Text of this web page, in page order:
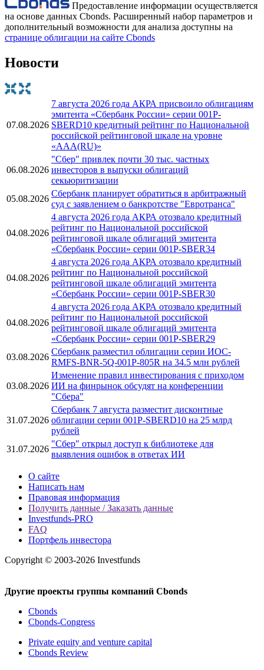
Предоставление информации осуществляется
на основе данных Cbonds. Расширенный набор параметров и
дополнительный возможности для анализа доступны на
странице облигации на сайте Cbonds
Новости
07.08.2026
7 августа 2026 года АКРА присвоило облигациям
эмитента «Сбербанк России» серии 001Р-
SBERD10 кредитный рейтинг по Национальной
российской рейтинговой шкале на уровне
«AAA(RU)»
06.08.2026
"Сбер" привлек почти 30 тыс. частных
инвесторов в выпуски облигаций
секьюритизации
05.08.2026
Сбербанк планирует обратиться в арбитражный
суд с заявлением о банкротстве "Евротранса"
04.08.2026
4 августа 2026 года АКРА отозвало кредитный
рейтинг по Национальной российской
рейтинговой шкале облигаций эмитента
«Сбербанк России» серии 001Р-SBER34
04.08.2026
4 августа 2026 года АКРА отозвало кредитный
рейтинг по Национальной российской
рейтинговой шкале облигаций эмитента
«Сбербанк России» серии 001Р-SBER30
04.08.2026
4 августа 2026 года АКРА отозвало кредитный
рейтинг по Национальной российской
рейтинговой шкале облигаций эмитента
«Сбербанк России» серии 001Р-SBER29
03.08.2026
Сбербанк разместил облигации серии ИОС-
RMFS-BNR-5Q-001Р-805R на 34.5 млн рублей
03.08.2026
Изменение правил инвестирования с приходом
ИИ на финрынок обсудят на конференции
"Сбера"
31.07.2026
Сбербанк 7 августа разместит дисконтные
облигации серии 001Р-SBERD10 на 25 млрд
рублей
31.07.2026
"Сбер" открыл доступ к библиотеке для
выявления ошибок в ответах ИИ
О сайте
Написать нам
Правовая информация
Получить данные / Заказать данные
Investfunds-PRO
FAQ
Портфель инвестора
Copyright © 2003-2026 Investfunds
Другие проекты группы компаний Cbonds
Cbonds
Cbonds-Congress
Private equity and venture capital
Cbonds Review